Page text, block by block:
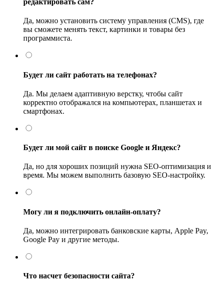
редактировать сам?
Да, можно установить систему управления (CMS), где
вы сможете менять текст, картинки и товары без
программиста.
Будет ли сайт работать на телефонах?
Да. Мы делаем адаптивную верстку, чтобы сайт
корректно отображался на компьютерах, планшетах и
смартфонах.
Будет ли мой сайт в поиске Google и Яндекс?
Да, но для хороших позиций нужна SEO-оптимизация и
время. Мы можем выполнить базовую SEO-настройку.
Могу ли я подключить онлайн-оплату?
Да, можно интегрировать банковские карты, Apple Pay,
Google Pay и другие методы.
Что насчет безопасности сайта?